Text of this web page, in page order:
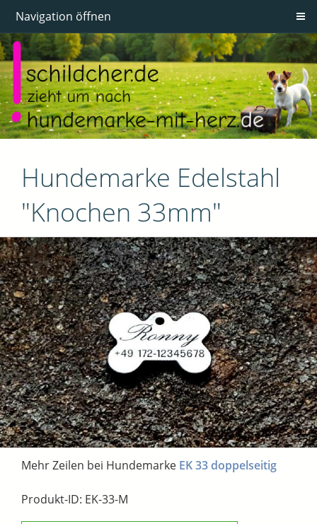
Navigation öffnen
Hundemarke Edelstahl
"Knochen 33mm"
Mehr Zeilen bei Hundemarke EK 33 doppelseitig
Produkt-ID: EK-33-M